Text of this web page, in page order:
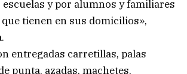
y por alumnos y familiares
tienen en sus domicilios»,
entregadas carretillas, palas
punta, azadas, machetes,